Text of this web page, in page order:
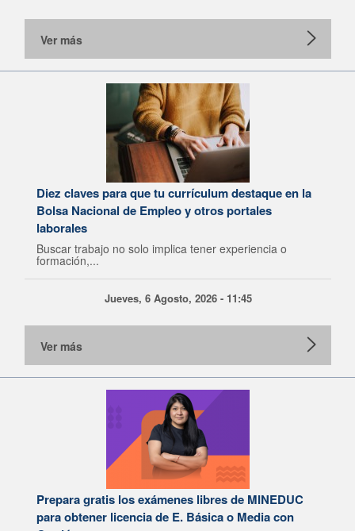
Ver más
Diez claves para que tu currículum destaque en la
Bolsa Nacional de Empleo y otros portales
laborales
Buscar trabajo no solo implica tener experiencia o
formación,...
Jueves, 6 Agosto, 2026 - 11:45
Ver más
Prepara gratis los exámenes libres de MINEDUC
para obtener licencia de E. Básica o Media con